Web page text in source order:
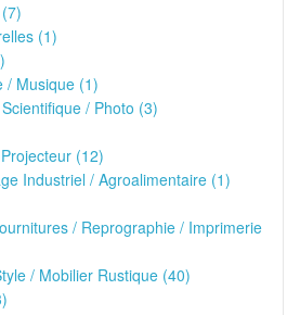
(1)
/ Musique (1)
/ Photo (3)
(12)
Industriel / Agroalimentaire (1)
/ Reprographie / Imprimerie
/ Mobilier Rustique (40)